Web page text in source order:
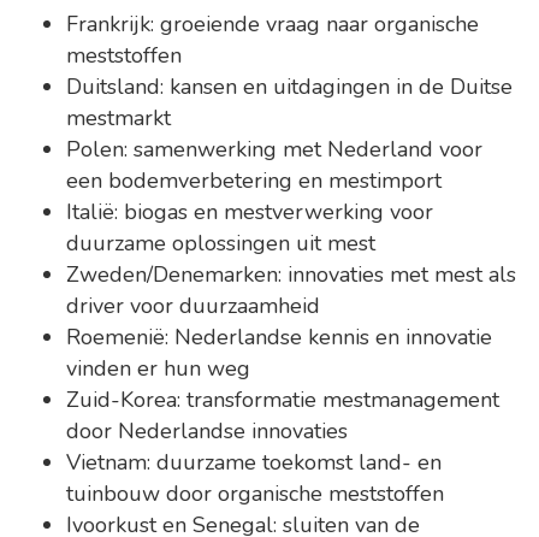
Frankrijk: groeiende vraag naar organische
meststoffen
Duitsland: kansen en uitdagingen in de Duitse
mestmarkt
Polen: samenwerking met Nederland voor
een bodemverbetering en mestimport
Italië: biogas en mestverwerking voor
duurzame oplossingen uit mest
Zweden/Denemarken: innovaties met mest als
driver voor duurzaamheid
Roemenië: Nederlandse kennis en innovatie
vinden er hun weg
Zuid-Korea: transformatie mestmanagement
door Nederlandse innovaties
Vietnam: duurzame toekomst land- en
tuinbouw door organische meststoffen
Ivoorkust en Senegal: sluiten van de